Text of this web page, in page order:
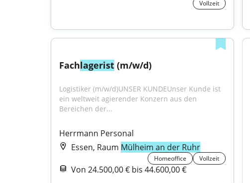
Vollzeit
Fachlagerist (m/w/d)
Logistiker (m/w/d)UNSER KUNDEUnser Kunde ist
ein weltweit agierender Konzern aus den
Bereichen der...
Herrmann Personal
Essen, Raum Mülheim an der Ruhr
Homeoffice Vollzeit
Von 24.500,00 € bis 44.600,00 €